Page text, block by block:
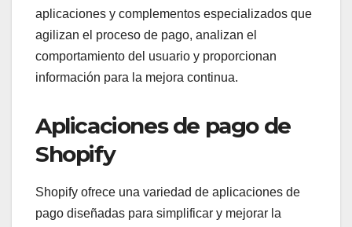
aplicaciones y complementos especializados que
agilizan el proceso de pago, analizan el
comportamiento del usuario y proporcionan
información para la mejora continua.
Aplicaciones de pago de
Shopify
Shopify ofrece una variedad de aplicaciones de
pago diseñadas para simplificar y mejorar la